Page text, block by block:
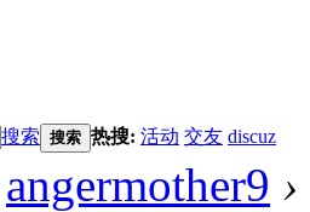
搜索 搜索 热搜: 活动 交友 discuz
angermother9 ›